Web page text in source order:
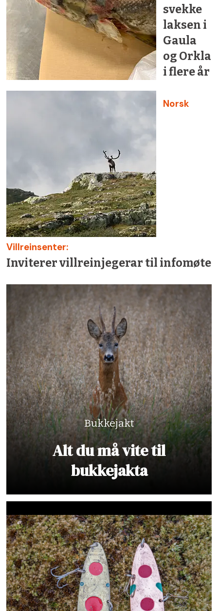
svekke
laksen i
Gaula
og Orkla
i flere år
Norsk
Villreinsenter:
Inviterer villreinjegerar til infomøte
Bukkejakt
Alt du må vite til
bukkejakta